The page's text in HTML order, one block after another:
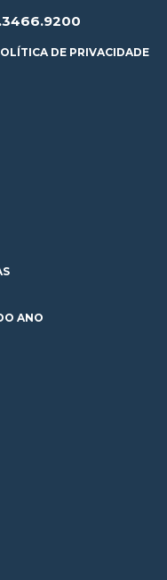
DE PRIVACIDADE
ANO